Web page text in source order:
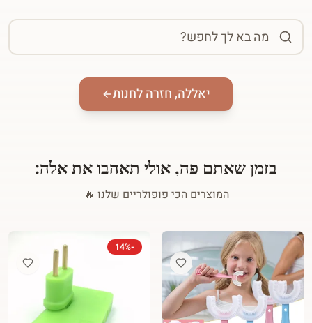
יאללה, חזרה לחנות
בזמן שאתם פה, אולי תאהבו את אלה:
המוצרים הכי פופולריים שלנו 🔥
-
14%